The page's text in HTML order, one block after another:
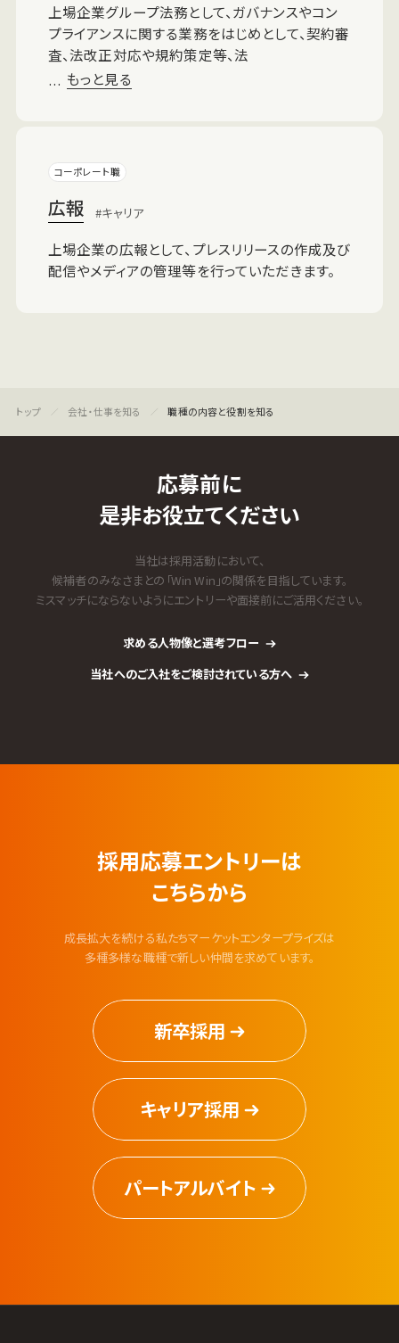
上場企業グループ法務として、ガバナンスやコン
プライアンスに関する業務をはじめとして、契約審
査、法改正対応や規約策定等、法
… もっと見る
コーポレート職
広報 キャリア
上場企業の広報として、プレスリリースの作成及び
配信やメディアの管理等を行っていただきます。
会社・仕事を知る 職種の内容と役割を知る
応募前に
是非お役立てください
当社は採用活動において、
候補者のみなさまとの「Win Win」の関係を目指しています。
ミスマッチにならないようにエントリーや面接前にご活用ください。
求める人物像と選考フロー
当社へのご入社をご検討されている方へ
採用応募エントリーは
こちらから
成長拡大を続ける私たちマーケットエンタープライズは
多種多様な職種で新しい仲間を求めています。
新卒採用
キャリア採用
パートアルバイト